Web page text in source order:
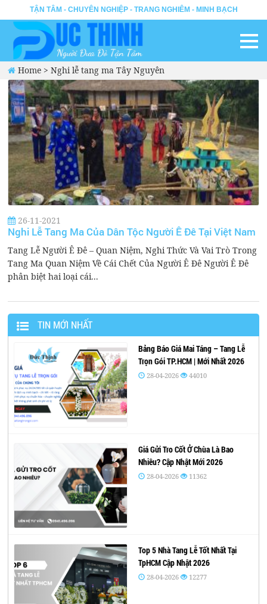
TẬN TÂM - CHUYÊN NGHIỆP - TRANG NGHIÊM - MINH BẠCH
Home >Nghi lễ tang ma Tây Nguyên
26-11-2021
Nghi Lễ Tang Ma Của Dân Tộc Người Ê Đê Tại Việt Nam
Tang Lễ Người Ê Đê – Quan Niệm, Nghi Thức Và Vai Trò Trong
Tang Ma Quan Niệm Về Cái Chết Của Người Ê Đê Người Ê Đê
phân biệt hai loại cái...
TIN MỚI NHẤT
Bảng Báo Giá Mai Táng – Tang Lễ
Trọn Gói TP.HCM | Mới Nhất 2026
28-04-2026 44010
Giá Gửi Tro Cốt Ở Chùa Là Bao
Nhiêu? Cập Nhật Mới 2026
28-04-2026 11362
Top 5 Nhà Tang Lễ Tốt Nhất Tại
TpHCM Cập Nhật 2026
28-04-2026 12277